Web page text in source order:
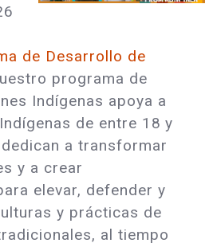
de Desarrollo de
programa de
Indígenas apoya a
de entre 18 y
a transformar
y a crear
elevar, defender y
y prácticas de
al tiempo